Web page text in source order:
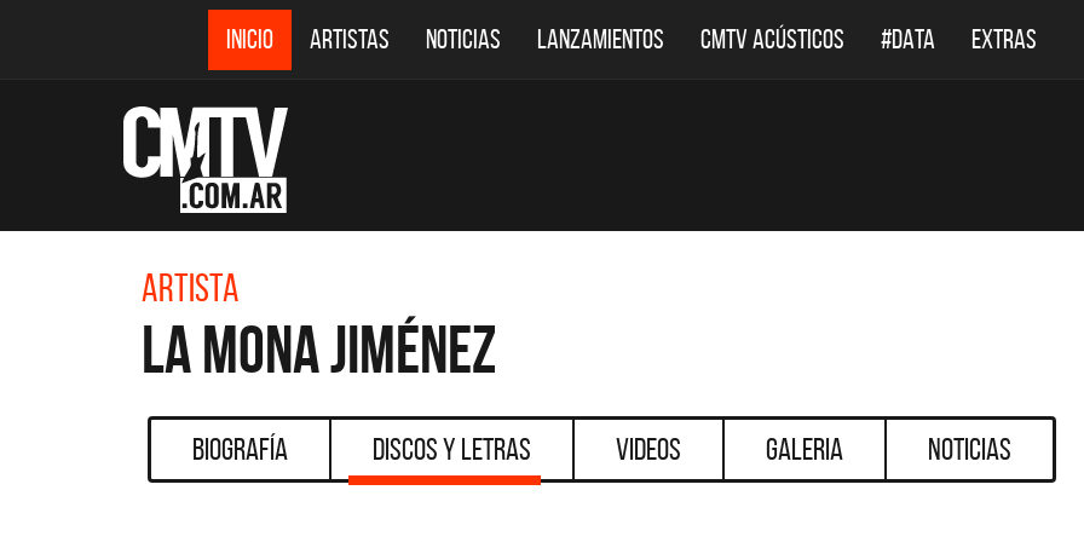
INICIO ARTISTAS NOTICIAS LANZAMIENTOS CMTV ACÚSTICOS #DATA EXTRAS
Artista
La Mona Jiménez
Biografía Discos y Letras Videos Galeria Noticias
DESTACADOS DESTACADOS DESTACADOS